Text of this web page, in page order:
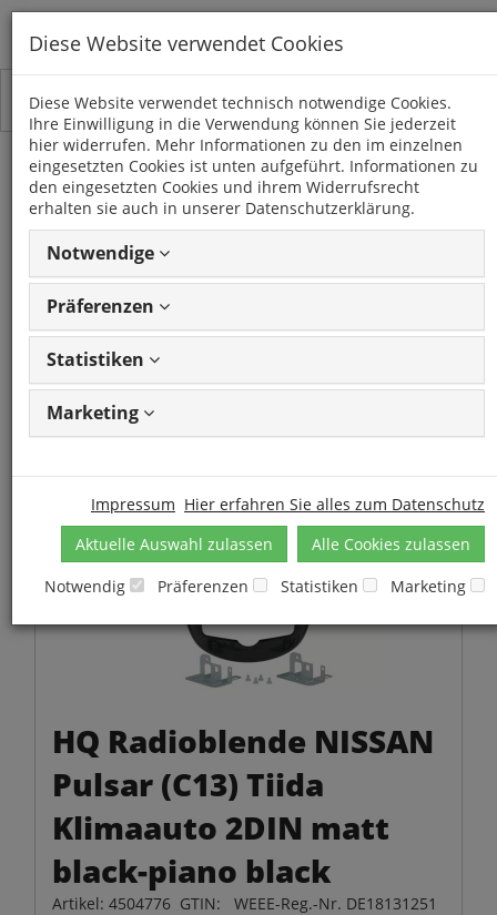
Toggle
navigation
Kategorien
PULSAR (C13)
(2014 - 2018)
12 Artikel
Artikel1 - 12 von 12
Artikeln
ändern
HQ Radioblende NISSAN
Pulsar (C13) Tiida
Klimaauto 2DIN matt
black-piano black
Artikel: 4504776 GTIN: WEEE-Reg.-Nr. DE18131251
Diese Website verwendet Cookies
Diese Website verwendet technisch notwendige Cookies.
Ihre Einwilligung in die Verwendung können Sie jederzeit
hier widerrufen. Mehr Informationen zu den im einzelnen
eingesetzten Cookies ist unten aufgeführt. Informationen zu
den eingesetzten Cookies und ihrem Widerrufsrecht
erhalten sie auch in unserer Datenschutzerklärung.
Notwendige
Präferenzen
Statistiken
Marketing
Impressum Hier erfahren Sie alles zum Datenschutz
Aktuelle Auswahl zulassen
Alle Cookies zulassen
Notwendig
Präferenzen Statistiken Marketing